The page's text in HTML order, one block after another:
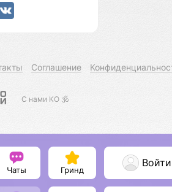
Соглашение
С нами КО 🕉️
Чаты Гринд
Войти